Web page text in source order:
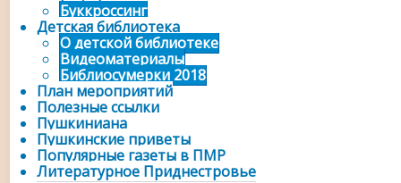
Буккроссинг
Детская библиотека
О детской библиотеке
Видеоматериалы
Библиосумерки 2018
План мероприятий
Полезные ссылки
Пушкиниана
Пушкинские приветы
Популярные газеты в ПМР
Литературное Приднестровье